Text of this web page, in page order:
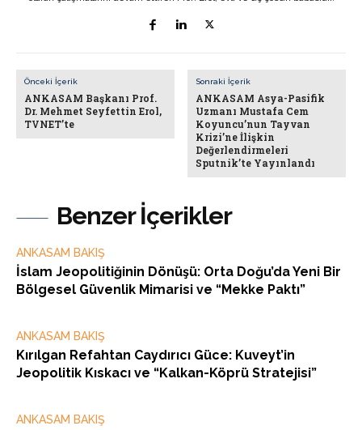
Benzer İçerikler
ANKASAM BAKIŞ
İslam Jeopolitiğinin Dönüşü: Orta Doğu’da Yeni Bir
Bölgesel Güvenlik Mimarisi ve “Mekke Paktı”
ANKASAM BAKIŞ
Kırılgan Refahtan Caydırıcı Güce: Kuveyt’in
Jeopolitik Kıskacı ve “Kalkan-Köprü Stratejisi”
ANKASAM BAKIŞ
Önceki İçerik
ANKASAM Başkanı Prof.
Dr. Mehmet Seyfettin Erol,
TVNET’te
Sonraki İçerik
ANKASAM Asya-Pasifik
Uzmanı Mustafa Cem
Koyuncu’nun Tayvan
Krizi’ne İlişkin
Değerlendirmeleri
Sputnik’te Yayınlandı